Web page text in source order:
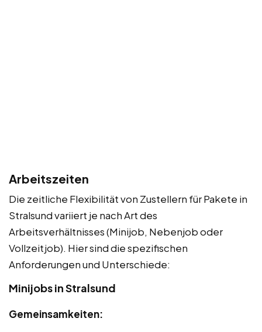
Arbeitszeiten
Die zeitliche Flexibilität von Zustellern für Pakete in
Stralsund variiert je nach Art des
Arbeitsverhältnisses (Minijob, Nebenjob oder
Vollzeitjob). Hier sind die spezifischen
Anforderungen und Unterschiede:
Minijobs in Stralsund
Gemeinsamkeiten: